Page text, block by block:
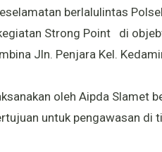
berlalulintas
Strong Point di
Jln. Penjara Kel.
oleh Aipda Slamet
untuk pengawasan di